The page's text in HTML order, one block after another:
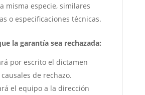
misma especie, similares
o especificaciones técnicas.
la garantía sea rechazada:
por escrito el dictamen
de rechazo.
el equipo a la dirección